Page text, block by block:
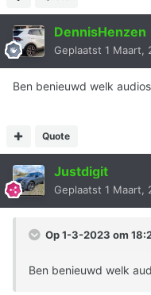
DennisHenzen
Geplaatst 1 Maart,
Ben benieuwd welk
Quote
Justdigit
Geplaatst 1 Maart,
Op 1-3-2023 om
Ben benieuwd welk